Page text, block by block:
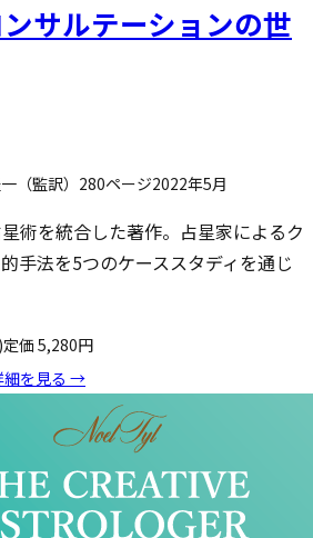
サルテーションの世
（監訳） 280ページ2022年5月
術を統合した著作。占星家によるク
手法を5つのケーススタディを通じ
定価 5,280円
細を見る →